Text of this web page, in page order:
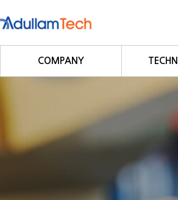
COMPANY
회사소개
회사연혁
사업영역
Modbus/